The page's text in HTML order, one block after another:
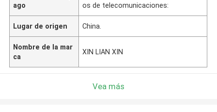
ago
os de telecomunicaciones:
Lugar de origen China.
Nombre de la mar
ca
XIN LIAN XIN
Vea más